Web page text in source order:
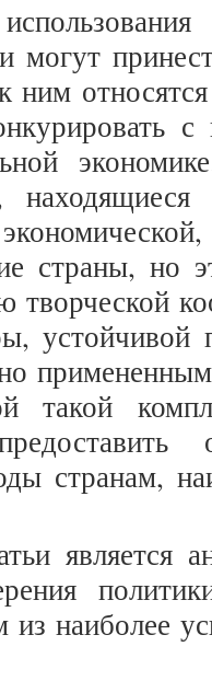
могут
ним
страны, но
такой
странам,
является
наиболее